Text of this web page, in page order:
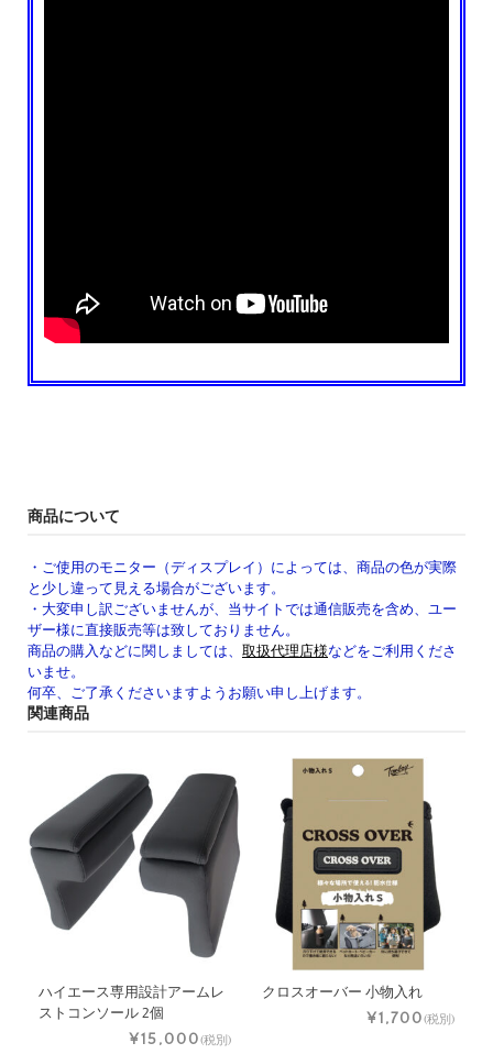
商品について
・ご使用のモニター（ディスプレイ）によっては、商品の色が実際
と少し違って見える場合がございます。
・大変申し訳ございませんが、当サイトでは通信販売を含め、ユー
ザー様に直接販売等は致しておりません。
商品の購入などに関しましては、 取扱代理店様などをご利用くださ
いませ。
何卒、ご了承くださいますようお願い申し上げます。
関連商品
ハイエース専用設計アームレ
ストコンソール 2個
¥15,000(税別)
クロスオーバー 小物入れ
¥1,700(税別)